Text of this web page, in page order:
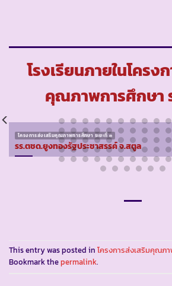
โรงเรียนภายในโครง
คุณภาพการศึกษา
โครงการส่งเสริมคุณภาพการศึกษา ระยะที่ ๓
รร.ตชด.ยูงทองรัฐประชาสรรค์ จ.สตูล
This entry was posted in โครงการส่งเสริมคุณภ
Bookmark thepermalink.